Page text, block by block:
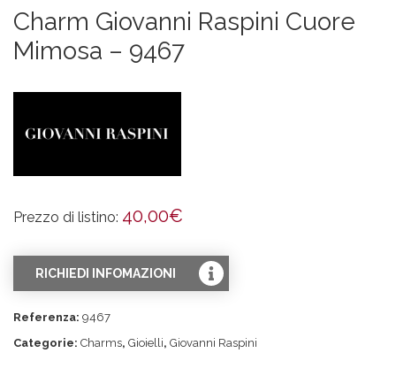
Charm Giovanni Raspini Cuore
Mimosa – 9467
Prezzo di listino: 40,00€
RICHIEDI INFOMAZIONI
Referenza: 9467
Categorie: Charms, Gioielli, Giovanni Raspini